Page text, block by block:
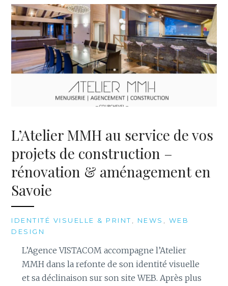
L’Atelier MMH au service de vos
projets de construction –
rénovation & aménagement en
Savoie
IDENTITÉ VISUELLE & PRINT, NEWS , WEB
DESIGN
L’Agence VISTACOM accompagne l’Atelier
MMH dans la refonte de son identité visuelle
et sa déclinaison sur son site WEB. Après plus